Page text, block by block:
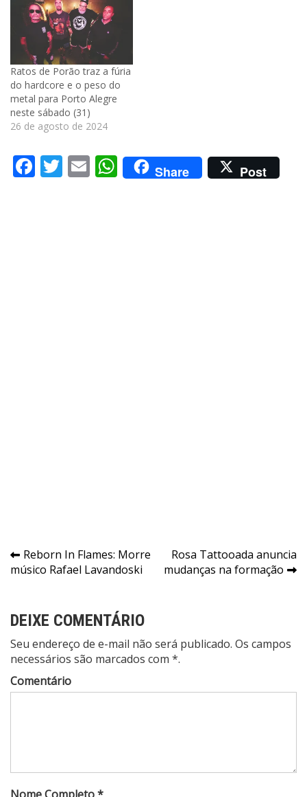
Ratos de Porão traz a fúria
do hardcore e o peso do
metal para Porto Alegre
neste sábado (31)
26 de agosto de 2024
Facebook
Twitter
EmailWhatsApp
Share Post
Navegação
de
Reborn In Flames: Morre
músico Rafael Lavandoski
Rosa Tattooada anuncia
mudanças na formação
DEIXE COMENTÁRIO
Seu endereço de e-mail não será publicado. Os campos
necessários são marcados com *.
Comentário